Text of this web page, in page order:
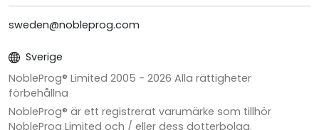
sweden@nobleprog.com
Sverige
NobleProg® Limited 2005 - 2026 Alla rättigheter
förbehållna
NobleProg® är ett registrerat varumärke som tillhör
NobleProg Limited och / eller dess dotterbolag.